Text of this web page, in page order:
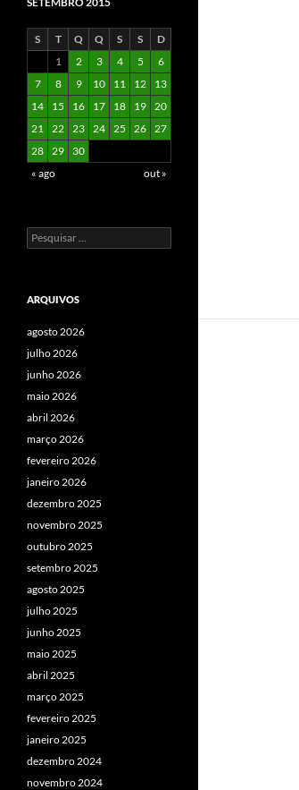
S T Q Q S S
D
1
2 3 4 5
6
7
8 9 10 11 12
13
14
15 16 17 18 19 20
21 22 23 24 25 26 27
28 29
30
« ago
out »
Pesquisar
por:
ARQUIVOS
agosto 2026
julho 2026
junho 2026
maio 2026
abril 2026
março 2026
fevereiro 2026
janeiro 2026
dezembro 2025
novembro 2025
outubro 2025
setembro 2025
agosto 2025
julho 2025
junho 2025
maio 2025
abril 2025
março 2025
fevereiro 2025
janeiro 2025
dezembro 2024
novembro 2024